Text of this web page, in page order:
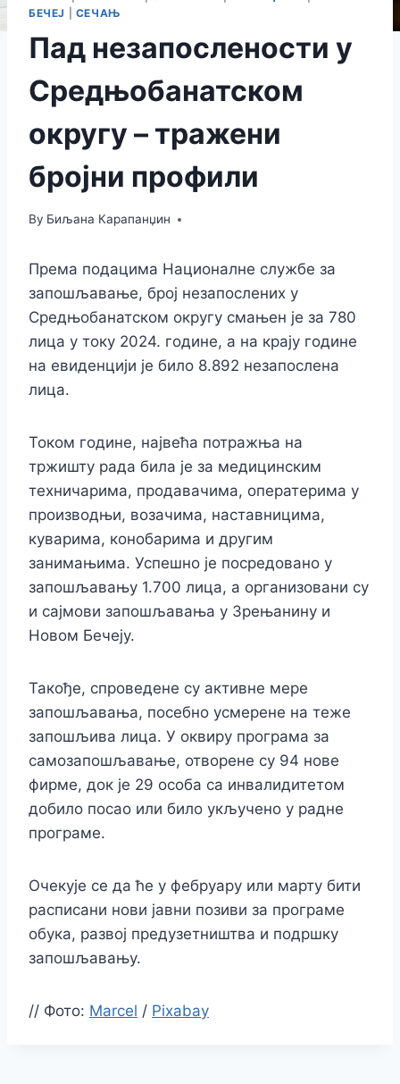
БЕЧЕЈ
СЕЧАЊ
Пад незапослености у
Средњобанатском
округу – тражени
бројни профили
By Биљана Карапанџин
Према подацима Националне службе за
запошљавање, број незапослених у
Средњобанатском округу смањен је за 780
лица у току 2024. године, а на крају године
на евиденцији је било 8.892 незапослена
лица.
Током године, највећа потражња на
тржишту рада била је за медицинским
техничарима, продавачима, оператерима у
производњи, возачима, наставницима,
куварима, конобарима и другим
занимањима. Успешно је посредовано у
запошљавању 1.700 лица, а организовани су
и сајмови запошљавања у Зрењанину и
Новом Бечеју.
Такође, спроведене су активне мере
запошљавања, посебно усмерене на теже
запошљива лица. У оквиру програма за
самозапошљавање, отворене су 94 нове
фирме, док је 29 особа са инвалидитетом
добило посао или било укључено у радне
програме.
Очекује се да ће у фебруару или марту бити
расписани нови јавни позиви за програме
обука, развој предузетништва и подршку
запошљавању.
// Фото: Marcel / Pixabay